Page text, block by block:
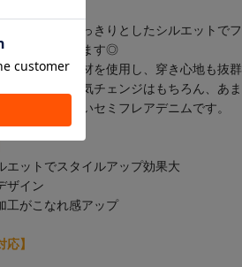
にかけてはすっきりとしたシルエットで
スになっています◎
良いデニム素材を使用し、穿き心地も抜群
穿く方の雰囲気チェンジはもちろん、あ
手に取りやすいセミフレアデニムです。
エットでスタイルアップ効果大
ザイン
工がこなれ感アップ
応】